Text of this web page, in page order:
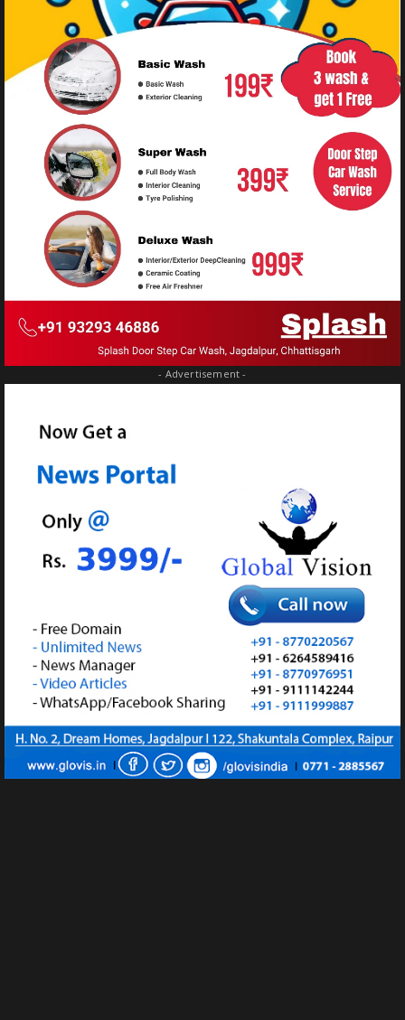
- Advertisement -